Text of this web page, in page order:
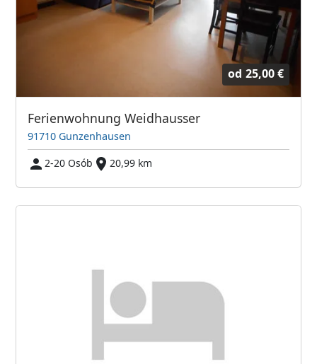
od 25,00 €
Ferienwohnung Weidhausser
91710 Gunzenhausen
2-20 Osób
20,99 km